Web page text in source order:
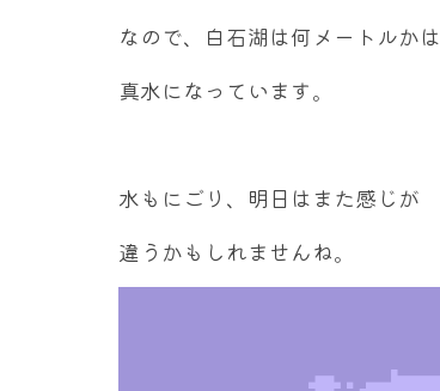
なので、白石湖は何メートルかは
真水になっています。
水もにごり、明日はまた感じが
違うかもしれませんね。